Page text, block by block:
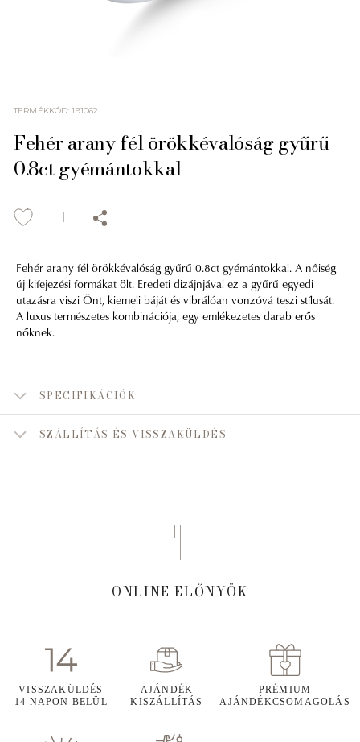
TERMÉKKÓD:191062
Fehér arany fél örökkévalóság gyűrű
0.8ct gyémántokkal
Fehér arany fél örökkévalóság gyűrű 0.8ct gyémántokkal. A nőiség
új kifejezési formákat ölt. Eredeti dizájnjával ez a gyűrű egyedi
utazásra viszi Önt, kiemeli báját és vibrálóan vonzóvá teszi stílusát.
A luxus természetes kombinációja, egy emlékezetes darab erős
nőknek.
SPECIFIKÁCIÓK
SZÁLLÍTÁS ÉS VISSZAKÜLDÉS
ONLINE ELŐNYÖK
VISSZAKÜLDÉS
14 NAPON BELÜL
AJÁNDÉK
KISZÁLLÍTÁS
PRÉMIUM
AJÁNDÉKCSOMAGOLÁS